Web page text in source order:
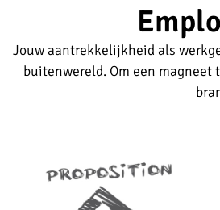
Jouw aantrekkelijkheid als
buitenwereld. Om een magneet